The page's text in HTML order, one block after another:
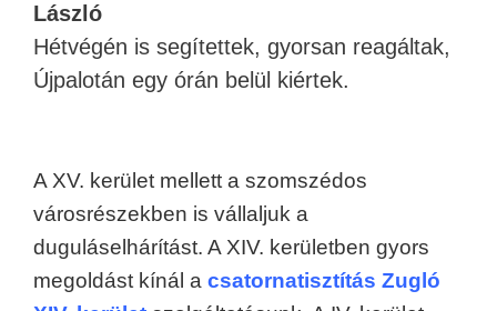
László
Hétvégén is segítettek, gyorsan reagáltak,
Újpalotán egy órán belül kiértek.
A XV. kerület mellett a szomszédos
városrészekben is vállaljuk a
duguláselhárítást. A XIV. kerületben gyors
megoldást kínál a csatornatisztítás Zugló